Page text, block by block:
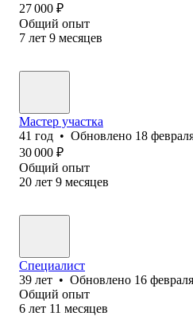
27 000 ₽
Общий опыт
7 лет 9 месяцев
Мастер участка
41 год • Обновлено 18
30 000 ₽
Общий опыт
20 лет 9 месяцев
Специалист
39 лет • Обновлено 16
Общий опыт
6 лет 11 месяцев